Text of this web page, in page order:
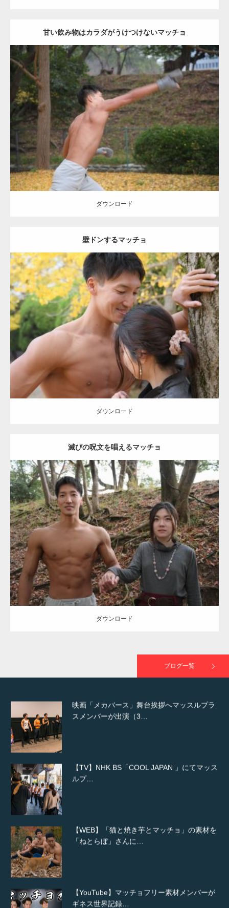
甘い飲み物はカラダがうけつけないマッチョ
Update:2021.07.8
Category: 公園のマッチョ その他 AKIHITO(細マッチョ) 背中
ダウンロード
ダウンロード
壁ドンするマッチョ
Update: 2021.07.8
Category:公園のマッチョ その他 AKIHITO(細マッチョ) 大胸筋 肩 腹
筋
ダウンロード
ダウンロード
滅びの呪文を唱えるマッチョ
Update:2021.07.8
Category:公園のマッチョ その他 AKIHITO(細マッチョ) 大胸筋 腹筋
ダウンロード
ダウンロード
ブログ一覧
【YouTube】マッチョフリー素材メンバーが
ギネス世界記録…
【TV】TBS番組「ひるおび」にてマッスルプ
ラスが紹介されま…
TOKYO FMラジオ番組「ONE MORNING」
で紹介さ…
NHK「所さん！事件ですよ」に取材されまし
た（6/8放送）
映画「メカバース」舞台挨拶へマッスルプラ
スメンバーが出演（3…
【TV】NHK BS「COOL JAPAN 」にてマッス
ルプ…
【WEB】「猫と焼き芋とマッチョ」の素材を
「ねとらぼ」さんに…
【YouTube】マッチョフリー素材メンバーが
ギネス世界記録…